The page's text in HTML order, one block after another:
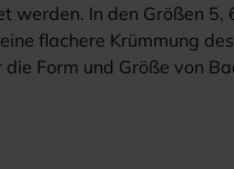
werden. In den Größen 5,
flachere Krümmung
Form und Größe von